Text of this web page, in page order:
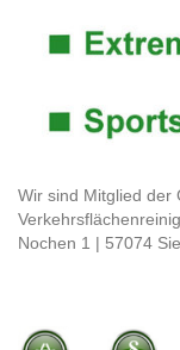
Wir sind Mitglied der
Nochen 1 | 57074